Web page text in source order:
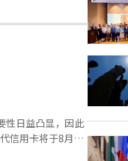
性日益凸显，因此
。这是自2014